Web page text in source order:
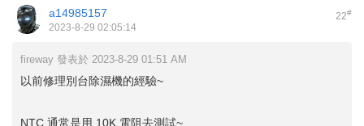
22#
a14985157
2023-8-29 02:05:14
fireway 發表於 2023-8-29 01:51 AM
以前修理別台除濕機的經驗~
NTC 通常是用 10K 電阻去測試~